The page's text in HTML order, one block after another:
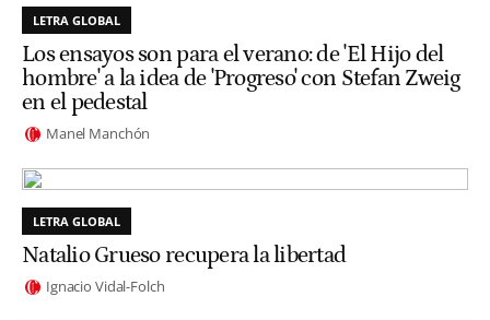
LETRA GLOBAL
Los ensayos son para el verano: de 'El Hijo del
hombre' a la idea de 'Progreso' con Stefan Zweig
en el pedestal
Manel Manchón
LETRA GLOBAL
Natalio Grueso recupera la libertad
Ignacio Vidal-Folch